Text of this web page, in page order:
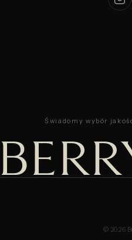
Świadomy wybór
© 2026